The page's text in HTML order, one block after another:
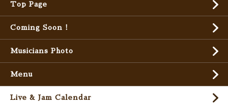
Top Page
Coming Soon !
Musicians Photo
Menu
Live & Jam Calendar